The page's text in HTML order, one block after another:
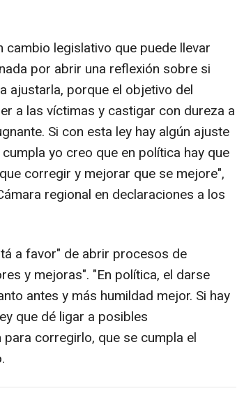
legislativo que puede llevar
por abrir una reflexión sobre si
ajustarla, porque el objetivo del
a las víctimas y castigar con dureza a
Si con esta ley hay algún ajuste
yo creo que en política hay que
corregir y mejorar que se mejore",
regional en declaraciones a los
a favor" de abrir procesos de
y mejoras". "En política, el darse
antes y más humildad mejor. Si hay
que dé ligar a posibles
corregirlo, que se cumpla el